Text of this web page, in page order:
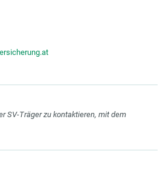
SV-Träger zu kontaktieren, mit dem